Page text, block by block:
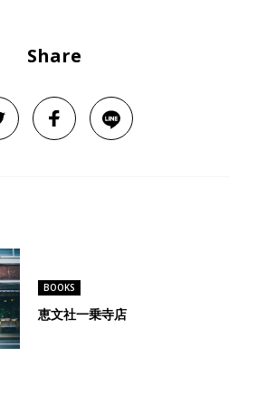
Share
BOOKS
恵文社一乗寺店